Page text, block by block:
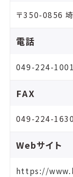
〒350-0856
電話
049-224-1001
FAX
049-224-1630
Webサイト
https://